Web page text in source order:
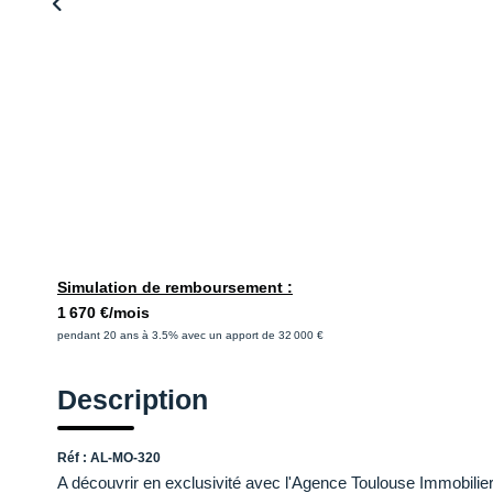
Simulation de remboursement :
1 670 €/mois
pendant 20 ans à 3.5% avec un apport de 32 000 €
Description
Réf : AL-MO-320
A découvrir en exclusivité avec l'Agence Toulouse